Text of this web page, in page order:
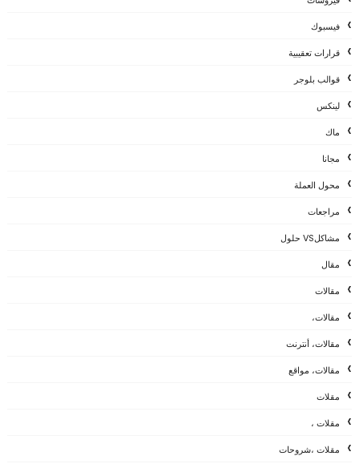
فيسبوك
قرارات تعقيبية
قوالب بلوجر
لينكس
ماك
مجانا
محول العملة
مراجعات
مشاكلVS حلول
مقال
مقالات
مقالات،
مقالات، أنترنت
مقالات، مواقع
مقلات
مقلات ،
مقلات ،شروحات